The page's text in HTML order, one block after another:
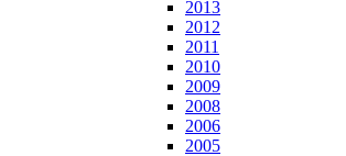
2013
2012
2011
2010
2009
2008
2006
2005